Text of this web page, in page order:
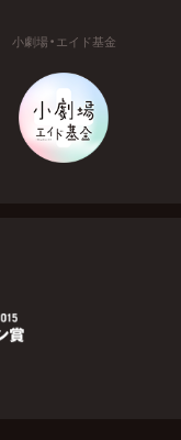
小劇場・エイド基金